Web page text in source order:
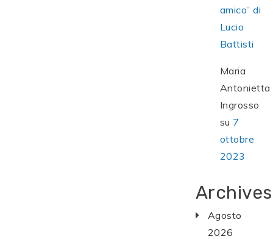
amico” di
Lucio
Battisti
Maria
Antonietta
Ingrosso
su 7
ottobre
2023
Archives
Agosto
2026